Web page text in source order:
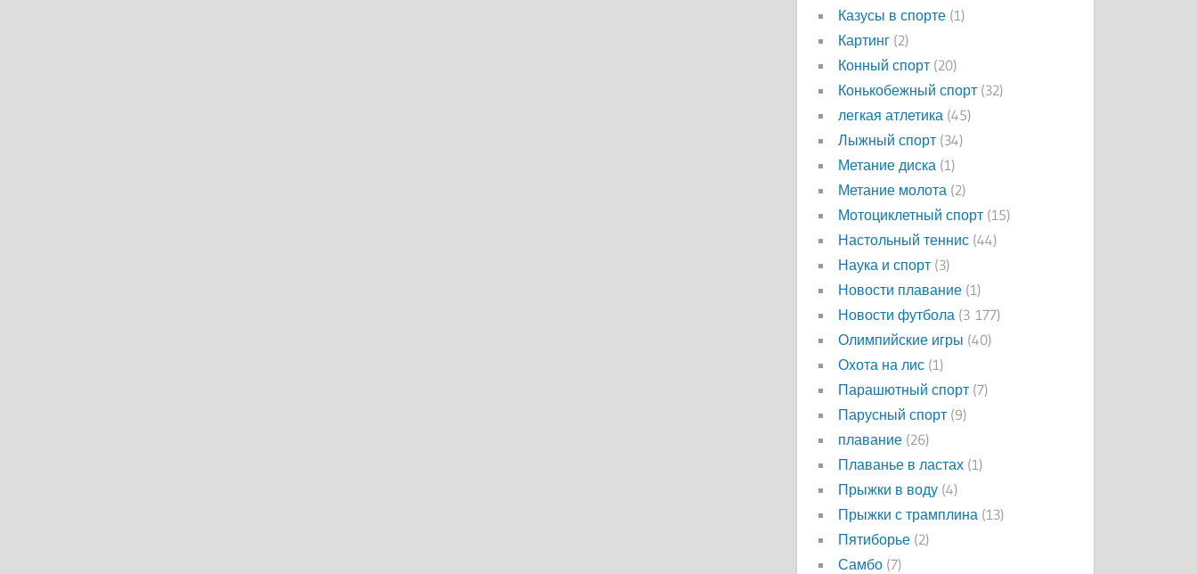
Казусы в спорте (1)
Картинг (2)
Конный спорт (20)
Конькобежный спорт (32)
легкая атлетика (45)
Лыжный спорт (34)
Метание диска (1)
Метание молота (2)
Мотоциклетный спорт (15)
Настольный теннис (44)
Наука и спорт (3)
Новости плавание (1)
Новости футбола (3 177)
Олимпийские игры (40)
Охота на лис (1)
Парашютный спорт (7)
Парусный спорт (9)
плавание (26)
Плаванье в ластах (1)
Прыжки в воду (4)
Прыжки с трамплина (13)
Пятиборье (2)
Самбо (7)